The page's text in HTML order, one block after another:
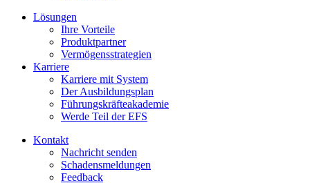
Lösungen
Ihre Vorteile
Produktpartner
Vermögensstrategien
Karriere
Karriere mit System
Der Ausbildungsplan
Führungskräfteakademie
Werde Teil der EFS
Kontakt
Nachricht senden
Schadensmeldungen
Feedback